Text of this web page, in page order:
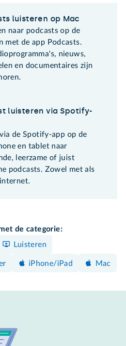
luisteren op Mac
naar podcasts op de
met de app Podcasts.
nieuws,
en documentaires zijn
luisteren via Spotify-
de Spotify-app op de
en tablet naar
leerzame of juist
podcasts. Zowel met als
de categorie:
Luisteren
iPhone/iPad Mac